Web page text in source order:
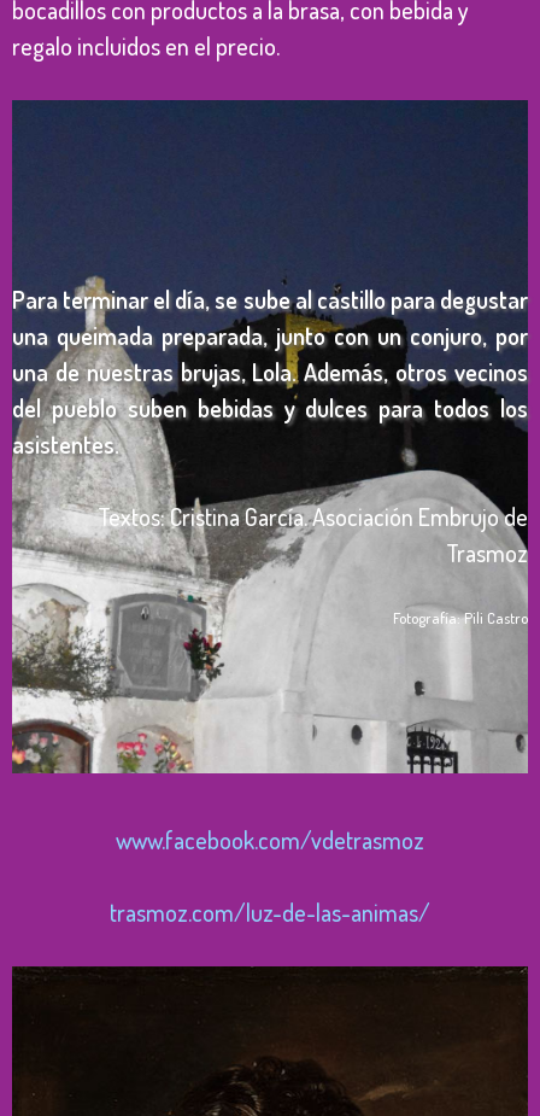
bocadillos con productos a la brasa, con bebida y
regalo incluidos en el precio.
Para terminar el día, se sube al castillo para degustar
una queimada preparada, junto con un conjuro, por
una de nuestras brujas, Lola. Además, otros vecinos
del pueblo suben bebidas y dulces para todos los
asistentes.
Textos: Cristina García. Asociación Embrujo de
Trasmoz
Fotografía: Pili Castro
www.facebook.com/vdetrasmoz
trasmoz.com/luz-de-las-animas/